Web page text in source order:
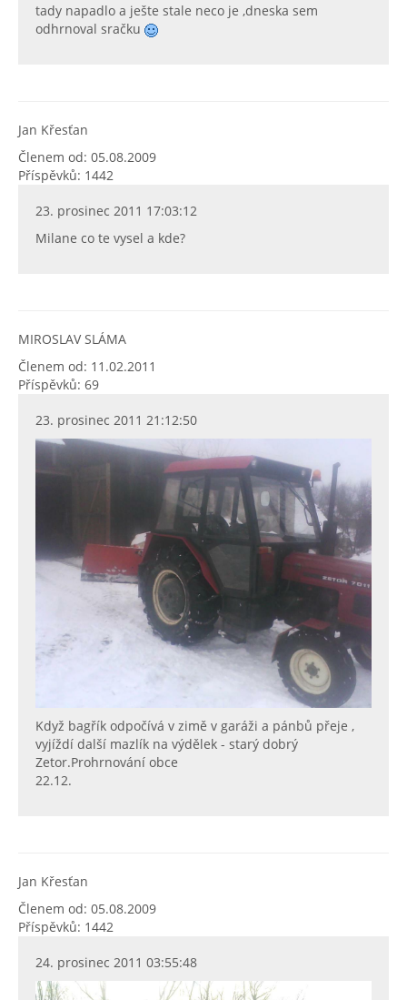
tady napadlo a ješte stale neco je ,dneska sem
odhrnoval sračku
Jan Křesťan
Členem od: 05.08.2009
Příspěvků: 1442
23. prosinec 2011 17:03:12
Milane co te vysel a kde?
MIROSLAV SLÁMA
Členem od: 11.02.2011
Příspěvků: 69
23. prosinec 2011 21:12:50
Když bagřík odpočívá v zimě v garáži a pánbů přeje ,
vyjíždí další mazlík na výdělek - starý dobrý
Zetor.Prohrnování obce
22.12.
Jan Křesťan
Členem od: 05.08.2009
Příspěvků: 1442
24. prosinec 2011 03:55:48